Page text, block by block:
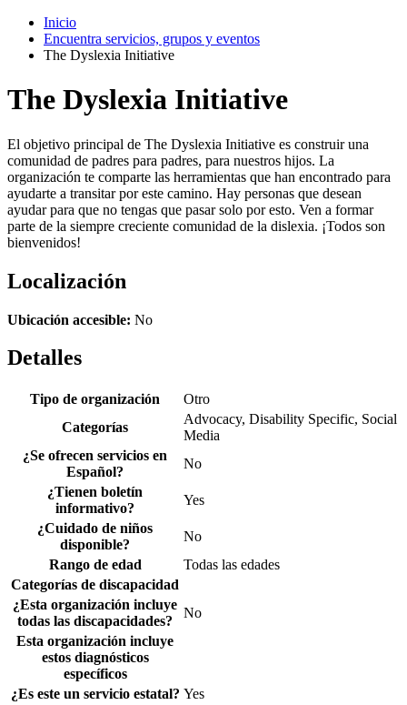
Inicio
Encuentra servicios, grupos y eventos
The Dyslexia Initiative
The Dyslexia Initiative
El objetivo principal de The Dyslexia Initiative es construir una
comunidad de padres para padres, para nuestros hijos. La
organización te comparte las herramientas que han encontrado para
ayudarte a transitar por este camino. Hay personas que desean
ayudar para que no tengas que pasar solo por esto. Ven a formar
parte de la siempre creciente comunidad de la dislexia. ¡Todos son
bienvenidos!
Localización
Ubicación accesible: No
Detalles
Tipo de organización
Otro
Categorías
Advocacy, Disability Specific, Social
Media
¿Se ofrecen servicios en
Español?
No
¿Tienen boletín
informativo?
Yes
¿Cuidado de niños
disponible?
No
Rango de edad
Todas las edades
Categorías de discapacidad
¿Esta organización incluye
todas las discapacidades?
No
Esta organización incluye
estos diagnósticos
específicos
¿Es este un servicio estatal? Yes